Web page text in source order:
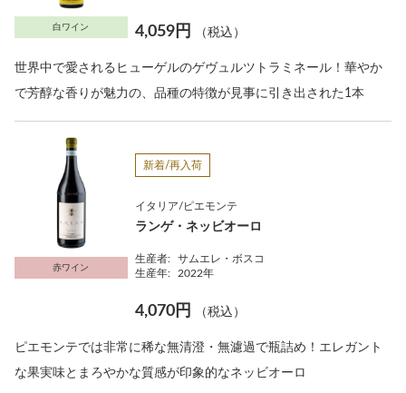
白ワイン 4,059円 （税込）
世界中で愛されるヒューゲルのゲヴュルツトラミネール！華やか
で芳醇な香りが魅力の、品種の特徴が見事に引き出された1本
赤ワイン
新着/再入荷
イタリア/ピエモンテ
ランゲ・ネッビオーロ
生産者:
サムエレ・ボスコ
生産年:
2022年
4,070円 （税込）
ピエモンテでは非常に稀な無清澄・無濾過で瓶詰め！エレガント
な果実味とまろやかな質感が印象的なネッビオーロ